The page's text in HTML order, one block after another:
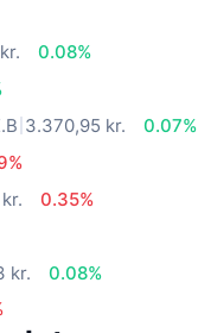
0.08%
3.370,95 kr.
0.07%
0.35%
kr.
0.08%